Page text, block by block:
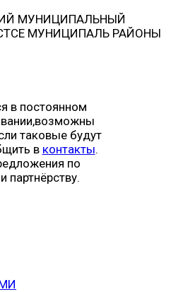
МУНИЦИПАЛЬНЫЙ
МУНИЦИПАЛЬ РАЙОНЫ
в постоянном
таковые будут
в контакты.
по
партнёрству.